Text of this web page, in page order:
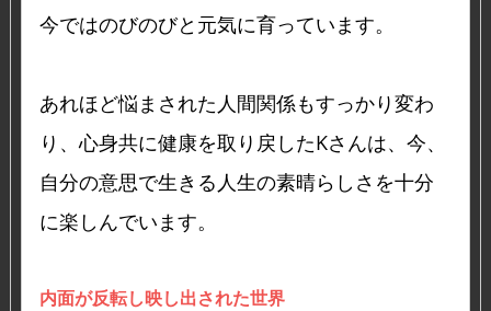
今ではのびのびと元気に育っています。
あれほど悩まされた人間関係もすっかり変わ
り、心身共に健康を取り戻したKさんは、今、
自分の意思で生きる人生の素晴らしさを十分
に楽しんでいます。
内面が反転し映し出された世界